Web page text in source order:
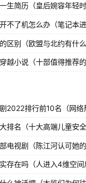
生简历（皇后婉容年轻时
不了机怎么办（笔记本
区别（欧盟与北约有什么
越小说（十部值得推荐的
2022排行前10名（网络
排名（十大高端儿童安
电视剧（陈江河认可她的
存在吗（人进入4维空间